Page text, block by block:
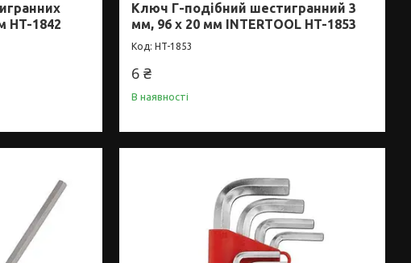
HT-1842
Ключ Г-подібний шестигранний 3
мм, 96 х 20 мм INTERTOOL HT-1853
HT-1853
6 ₴
В наявності